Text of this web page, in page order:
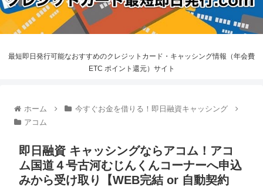
最短即日発行可能なおすすめのクレジットカード・キャッシング情報（年会費
ETC ポイント還元）サイト
ホーム
今すぐお金を借りる！即日融資キャッシング
アコム
即日融資 キャッシングならアコム！アコ
ム国道４号古河むじんくんコーナーへ申込
みから受け取り【WEB完結 or 自動契約